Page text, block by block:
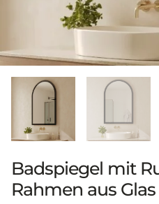
Badspiegel mit
Rahmen aus Glas